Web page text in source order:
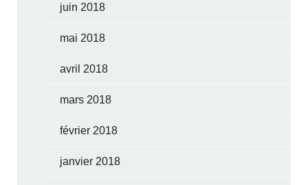
juin 2018
mai 2018
avril 2018
mars 2018
février 2018
janvier 2018